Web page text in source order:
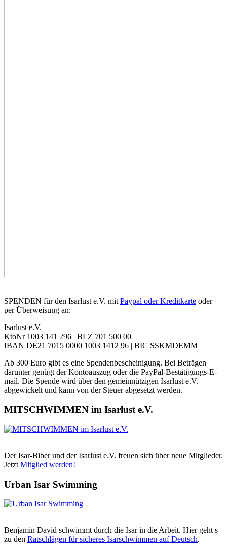
SPENDEN für den Isarlust e.V. mit Paypal oder Kreditkarte oder
per Überweisung an:
Isarlust e.V.
KtoNr 1003 141 296 | BLZ 701 500 00
IBAN DE21 7015 0000 1003 1412 96 | BIC SSKMDEMM
Ab 300 Euro gibt es eine Spendenbescheinigung. Bei Beträgen
darunter genügt der Kontoauszug oder die PayPal-Bestätigungs-E-
mail. Die Spende wird über den gemeinnützigen Isarlust e.V.
abgewickelt und kann von der Steuer abgesetzt werden.
MITSCHWIMMEN im Isarlust e.V.
Der Isar-Biber und der Isarlust e.V. freuen sich über neue Mitglieder.
Jetzt Mitglied werden!
Urban Isar Swimming
Benjamin David schwimmt durch die Isar in die Arbeit. Hier geht s
zu den Ratschlägen für sicheres Isarschwimmen auf Deutsch.